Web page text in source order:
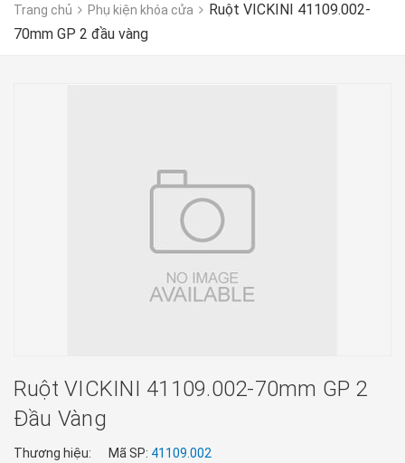
Trang chủ Phụ kiện khóa cửa
Ruột VICKINI 41109.002-
70mm GP 2 đầu vàng
Ruột VICKINI 41109.002-70mm GP 2
Đầu Vàng
Thương hiệu: Mã SP: 41109.002